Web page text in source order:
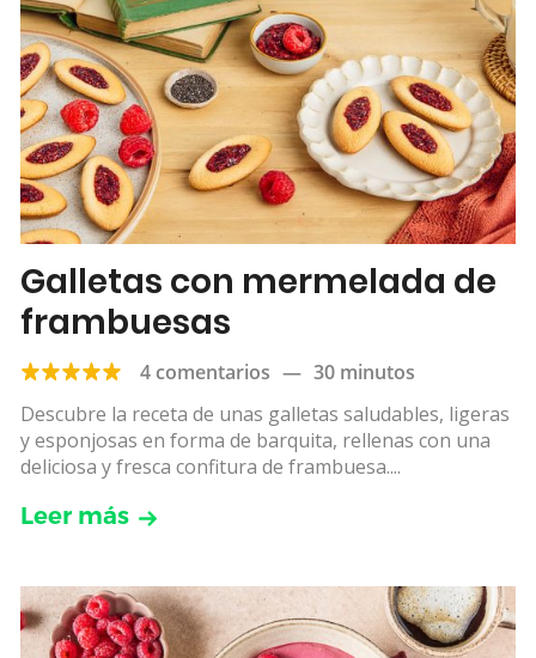
Galletas con mermelada de
frambuesas
4 comentarios — 30 minutos
Descubre la receta de unas galletas saludables, ligeras
y esponjosas en forma de barquita, rellenas con una
deliciosa y fresca confitura de frambuesa....
Leer más